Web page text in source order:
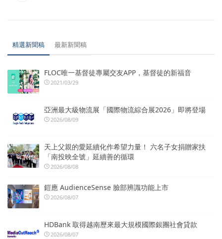
精選新聞稿 最新新聞稿
FLOC唯一基督徒專屬交友APP，基督徒的新福音
2021/03/29
亞洲最大級物流展「國際物流綜合展2026」即將登場
2026/08/09
天上父親的愛延續化作希望力量！ 六名子女捐贈家扶
「南投映全號」延續善的循環
2026/08/08
鎧應 AudienceSense 臉部辨識功能上市
2026/08/07
HDBank 取得越南歷來最大規模國際銀團社會貸款
2026/08/07